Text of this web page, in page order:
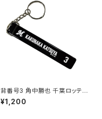
背番号3 角中勝也 千葉ロッテマ
リーンズ 選手ホテルキーホルダ
ー
¥1,200